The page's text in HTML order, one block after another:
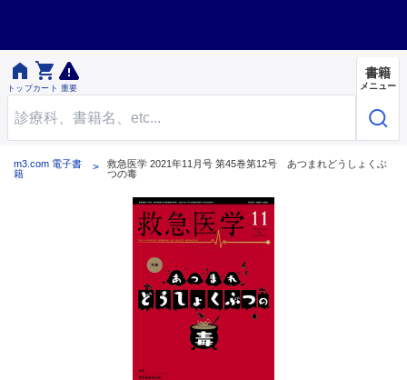

トップ

カート 重要
書籍
メニュー
m3.com 電子書
籍
救急医学 2021年11月号 第45巻第12号 あつまれどうしょくぶ
つの毒